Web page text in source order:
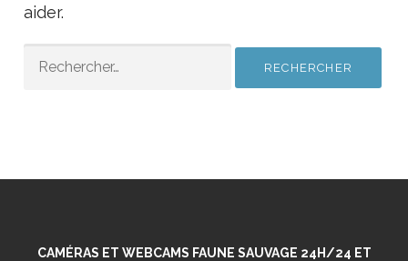
aider.
CAMÉRAS ET WEBCAMS FAUNE SAUVAGE 24H/24 ET